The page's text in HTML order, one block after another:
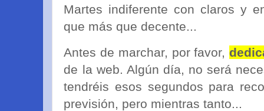
Martes indiferente con claros y
que más que decente...
Antes de marchar, por favor,
de la web. Algún día, no será
tendréis esos segundos para
previsión, pero mientras tanto...